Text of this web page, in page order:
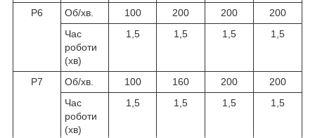
Р6 Об/хв. 100 200 200
200
Час
роботи
(хв)
1,5 1,5 1,5 1,5
Р7 Об/хв. 100 160 200
200
Час
роботи
(хв)
1,5 1,5 1,5 1,5